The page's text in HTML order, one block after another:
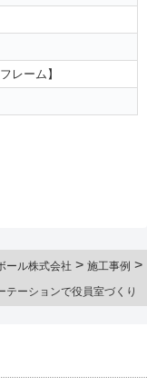
レーム】
ール株式会社 > 施工事例 >
テーションで役員室づくり